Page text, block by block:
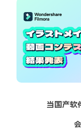
当国产软